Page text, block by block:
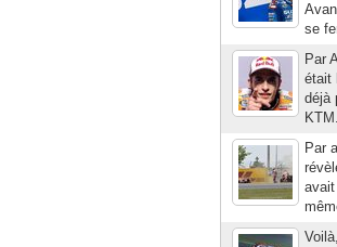
se
Par
était
déjà
Par